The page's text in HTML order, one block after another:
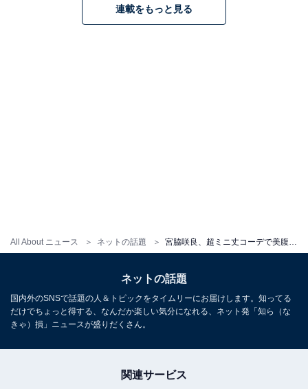
All About ニュース ネットの話題
連載をもっと見る
ネットの話題
国内外のSNSで話題の人＆トピックをタイムリーにお届けします。知ってる
だけでちょっと得する、なんだか楽しい気分になれる、ネット発「知ら（な
きゃ）損」ニュースが盛りだくさん。
関連サービス